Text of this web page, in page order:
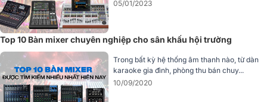
phong cách âm nhạc độc đáo.
Với bảng điều khiển hiệu ứng riêng biệt, người dùng có thể tùy
chỉnh thời gian, độ sâu và cường độ để tạo nên bản mix đậm cá tính
mà không cần thiết bị ngoài.
Mixer Yamaha MG12XU chính là lựa chọn hoàn hảo cho ca sĩ, DJ,
ban nhạc hoặc kỹ sư âm thanh cần một mixer có khả năng xử lý
05/01/2023
Top 10 Bàn mixer chuyên nghiệp cho sân khấu hội trường
Trong bất kỳ hệ thống âm thanh nào, từ dàn
karaoke gia đình, phòng thu bán chuy...
10/09/2020